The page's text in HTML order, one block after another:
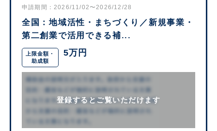
申請期間：2026/11/02〜2026/12/28
全国：地域活性・まちづくり／新規事業・
第二創業で活用できる補...
上限金額・
助成額
5万円
登録するとご覧いただけます